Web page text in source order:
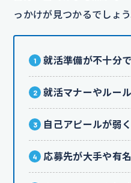
っかけが見つかるでしょう
就活準備が不十分
就活マナーやルー
自己アピールが弱
応募先が大手や有